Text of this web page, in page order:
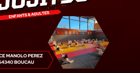
Accueil▴▾
▾
Le dojo
François Herrero
Marie-Jo Lagarde
Agenda
Nos disciplines▴▾